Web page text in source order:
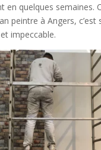
en quelques semaines.
peintre à Angers, c’est
impeccable.